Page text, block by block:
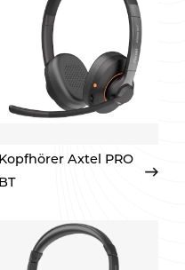
Kopfhörer Axtel PRO
BT